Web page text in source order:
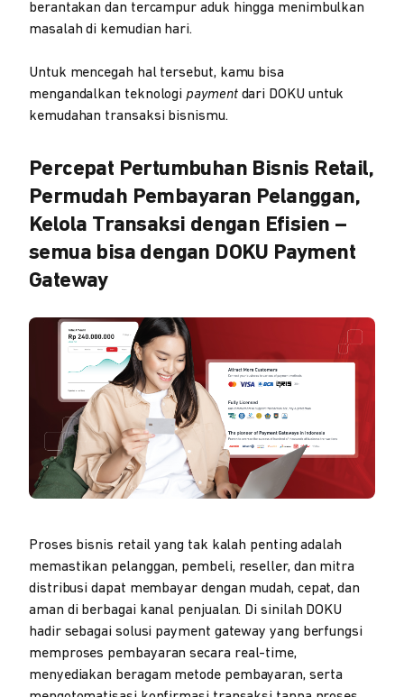
berantakan dan tercampur aduk hingga menimbulkan
masalah di kemudian hari.
Untuk mencegah hal tersebut, kamu bisa
mengandalkan teknologi paymentdari DOKU untuk
kemudahan transaksi bisnismu.
Percepat Pertumbuhan Bisnis Retail,
Permudah Pembayaran Pelanggan,
Kelola Transaksi dengan Efisien –
semua bisa dengan DOKU Payment
Gateway
Proses bisnis retail yang tak kalah penting adalah
memastikan pelanggan, pembeli, reseller, dan mitra
distribusi dapat membayar dengan mudah, cepat, dan
aman di berbagai kanal penjualan. Di sinilah DOKU
hadir sebagai solusi payment gateway yang berfungsi
memproses pembayaran secara real-time,
menyediakan beragam metode pembayaran, serta